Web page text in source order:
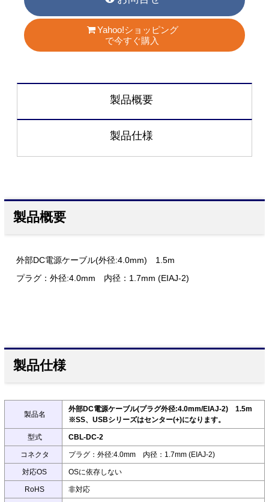
Yahoo!ショッピング
で今すぐ購入
製品概要
製品仕様
製品概要
外部DC電源ケーブル(外径:4.0mm) 1.5m
プラグ：外径:4.0mm 内径：1.7mm (EIAJ-2)
製品仕様
製品名
外部DC電源ケーブル(プラグ外径:4.0mm/EIAJ-2) 1.5m
※SS、USBシリーズはセンター(+)になります。
型式 CBL-DC-2
コネクタ プラグ：外径:4.0mm 内径：1.7mm (EIAJ-2)
対応OS OSに依存しない
RoHS 非対応